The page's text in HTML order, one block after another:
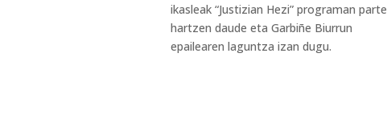
ikasleak “Justizian Hezi” programan parte
hartzen daude eta Garbiñe Biurrun
epailearen laguntza izan dugu.